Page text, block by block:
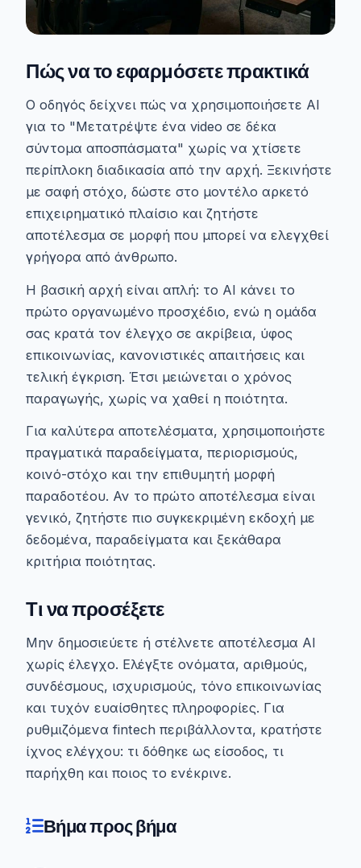
Πώς να το εφαρμόσετε πρακτικά
Ο οδηγός δείχνει πώς να χρησιμοποιήσετε AI
για το "Μετατρέψτε ένα video σε δέκα
σύντομα αποσπάσματα" χωρίς να χτίσετε
περίπλοκη διαδικασία από την αρχή. Ξεκινήστε
με σαφή στόχο, δώστε στο μοντέλο αρκετό
επιχειρηματικό πλαίσιο και ζητήστε
αποτέλεσμα σε μορφή που μπορεί να ελεγχθεί
γρήγορα από άνθρωπο.
Η βασική αρχή είναι απλή: το AI κάνει το
πρώτο οργανωμένο προσχέδιο, ενώ η ομάδα
σας κρατά τον έλεγχο σε ακρίβεια, ύφος
επικοινωνίας, κανονιστικές απαιτήσεις και
τελική έγκριση. Έτσι μειώνεται ο χρόνος
παραγωγής, χωρίς να χαθεί η ποιότητα.
Για καλύτερα αποτελέσματα, χρησιμοποιήστε
πραγματικά παραδείγματα, περιορισμούς,
κοινό-στόχο και την επιθυμητή μορφή
παραδοτέου. Αν το πρώτο αποτέλεσμα είναι
γενικό, ζητήστε πιο συγκεκριμένη εκδοχή με
δεδομένα, παραδείγματα και ξεκάθαρα
κριτήρια ποιότητας.
Τι να προσέξετε
Μην δημοσιεύετε ή στέλνετε αποτέλεσμα AI
χωρίς έλεγχο. Ελέγξτε ονόματα, αριθμούς,
συνδέσμους, ισχυρισμούς, τόνο επικοινωνίας
και τυχόν ευαίσθητες πληροφορίες. Για
ρυθμιζόμενα fintech περιβάλλοντα, κρατήστε
ίχνος ελέγχου: τι δόθηκε ως είσοδος, τι
παρήχθη και ποιος το ενέκρινε.
Βήμα προς βήμα